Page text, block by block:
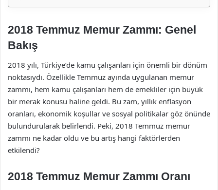
2018 Temmuz Memur Zammı: Genel
Bakış
2018 yılı, Türkiye’de kamu çalışanları için önemli bir dönüm
noktasıydı. Özellikle Temmuz ayında uygulanan memur
zammı, hem kamu çalışanları hem de emekliler için büyük
bir merak konusu haline geldi. Bu zam, yıllık enflasyon
oranları, ekonomik koşullar ve sosyal politikalar göz önünde
bulundurularak belirlendi. Peki, 2018 Temmuz memur
zammı ne kadar oldu ve bu artış hangi faktörlerden
etkilendi?
2018 Temmuz Memur Zammı Oranı